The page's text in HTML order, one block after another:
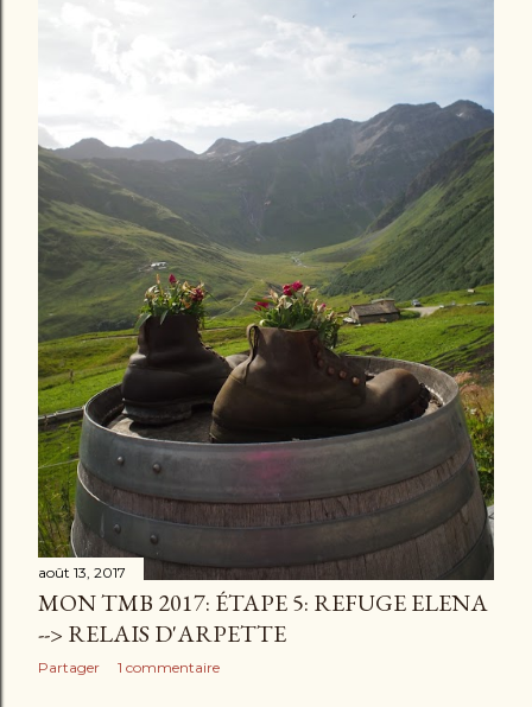
août 13, 2017
MON TMB 2017: ÉTAPE 5: REFUGE ELENA
--> RELAIS D'ARPETTE
Partager 1 commentaire